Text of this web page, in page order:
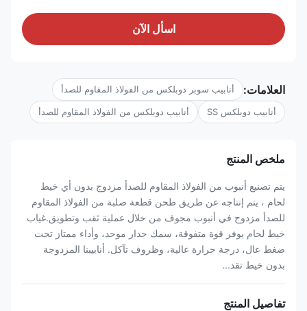
اسأل الآن
العلامات: أنابيب سوبر دوبلكس من الفولاذ المقاوم للصدأ
أنابيب دوبلكس SS أنابيب دوبلكس من الفولاذ المقاوم للصدأ
ملخص المنتج
يتم تصنيع أنبوب من الفولاذ المقاوم للصدأ مزدوج بدون أي خيط
لحام ، يتم إنتاجه عن طريق طحن قطعة صلبة من الفولاذ المقاوم
للصدأ مزدوج في أنبوب مجوف من خلال عملية ثقب وتطويق.غياب
خيط لحام يوفر قوة متفوقة، سمك جدار موحد، وأداء ممتاز تحت
ضغط عال، درجة حرارة عالية، وظروف تآكل. أنابيبنا المزدوجة
بدون خيط تقد...
تفاصيل المنتج